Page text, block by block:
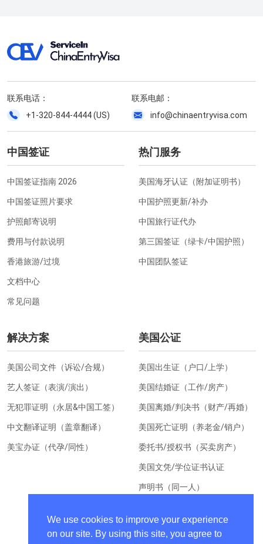
联系电话：
+1-320-844-4444 (US)
联系电邮：
info@chinaentryvisa.com
中国签证
中国签证指南 2026
中国签证照片要求
护照邮寄说明
费用与付款说明
香港旅游/过境
文档中心
常见问题
热门服务
美国海牙认证（附加证明书）
中国护照更新/补办
中国旅行证代办
第三国签证（绿卡/中国护照）
中国团队签证
解决方案
美国公司文件（诉讼/合规）
艺人签证（表演/演出）
无犯罪证明（永居&中国工签）
中文翻译证明（盖章翻译）
美宝办证（代孕/同性）
美国公证
美国出生证（户口/上学）
美国结婚证（工作/房产）
美国离婚/判决书（财产/再婚）
美国死亡证明（养老金/销户）
委托书/授权书（买卖房产）
美国文凭/学位证书认证
声明书（同一人）
We use cookies to improve your experience
on our site. By using this site, you agree to